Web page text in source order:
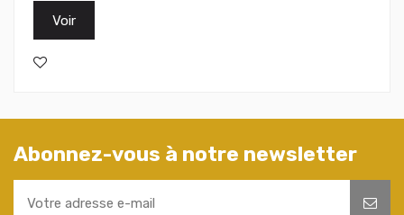
Voir
Abonnez-vous à notre newsletter